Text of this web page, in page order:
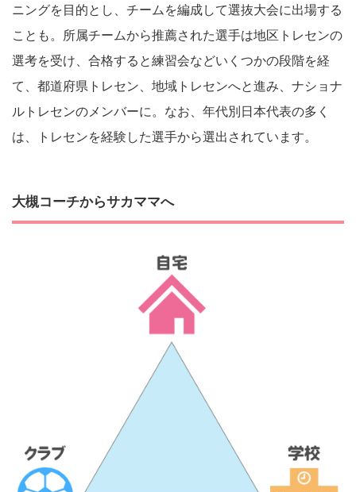
ニングを目的とし、チームを編成して選抜大会に出場する
ことも。所属チームから推薦された選手は地区トレセンの
選考を受け、合格すると練習会などいくつかの段階を経
て、都道府県トレセン、地域トレセンへと進み、ナショナ
ルトレセンのメンバーに。なお、年代別日本代表の多く
は、トレセンを経験した選手から選出されています。
大槻コーチからサカママへ